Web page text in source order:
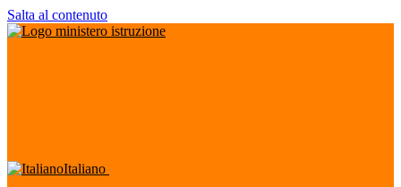
Salta al contenuto
Italiano